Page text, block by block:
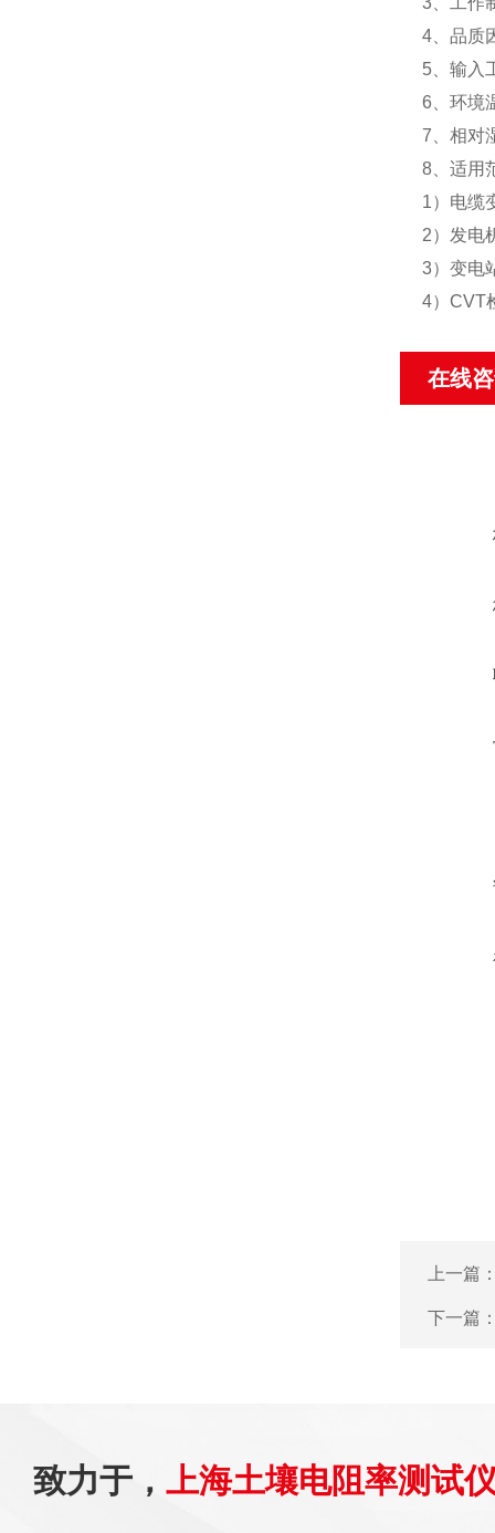
4、品质
5、输入
6、环境
7、相对
8、适用
1）电缆
2）发电
3）变电
4）CVT
在线
上一篇
下一篇
致力于， 上海土壤电阻率测试